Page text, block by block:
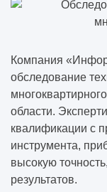
Компания
обследование
области.
квалификации с
инструмента,
высокую
результатов.